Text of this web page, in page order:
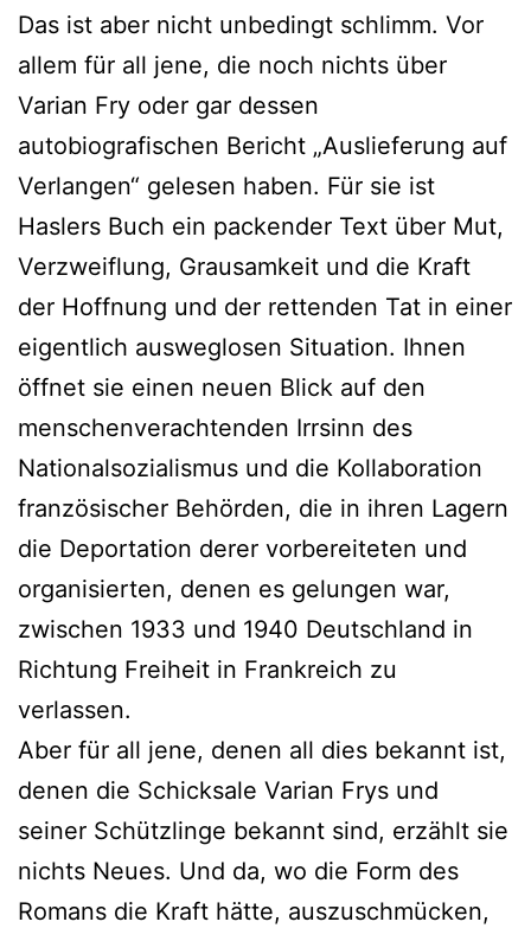
Das ist aber nicht unbedingt schlimm. Vor
allem für all jene, die noch nichts über
Varian Fry oder gar dessen
autobiografischen Bericht „Auslieferung auf
Verlangen“ gelesen haben. Für sie ist
Haslers Buch ein packender Text über Mut,
Verzweiflung, Grausamkeit und die Kraft
der Hoffnung und der rettenden Tat in einer
eigentlich ausweglosen Situation. Ihnen
öffnet sie einen neuen Blick auf den
menschenverachtenden Irrsinn des
Nationalsozialismus und die Kollaboration
französischer Behörden, die in ihren Lagern
die Deportation derer vorbereiteten und
organisierten, denen es gelungen war,
zwischen 1933 und 1940 Deutschland in
Richtung Freiheit in Frankreich zu
verlassen.
Aber für all jene, denen all dies bekannt ist,
denen die Schicksale Varian Frys und
seiner Schützlinge bekannt sind, erzählt sie
nichts Neues. Und da, wo die Form des
Romans die Kraft hätte, auszuschmücken,